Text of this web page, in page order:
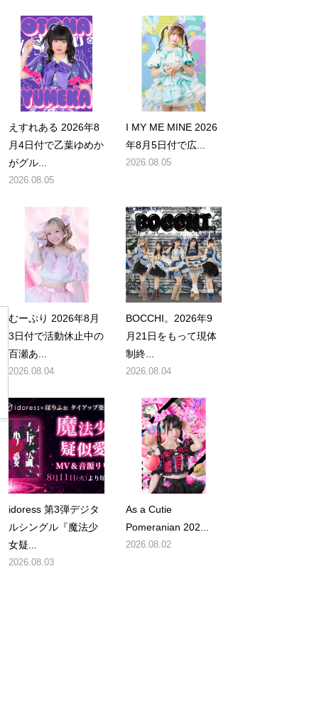
えすれある 2026年8
月4日付で乙葉ゆめか
がグル...
2026.08.05
I MY ME MINE 2026
年8月5日付で広...
2026.08.05
むーぷり 2026年8月
3日付で活動休止中の
百瀬あ...
2026.08.04
BOCCHI。2026年9
月21日をもって現体
制終...
2026.08.04
idoress 第3弾デジタ
ルシングル『魔法少
女疑...
2026.08.03
As a Cutie
Pomeranian 202...
2026.08.02